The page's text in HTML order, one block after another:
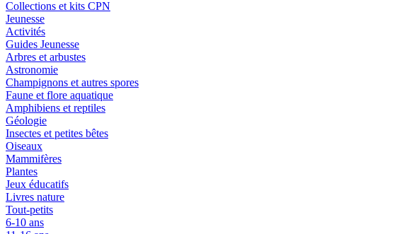
Collections et kits CPN
Jeunesse
Activités
Guides Jeunesse
Arbres et arbustes
Astronomie
Champignons et autres spores
Faune et flore aquatique
Amphibiens et reptiles
Géologie
Insectes et petites bêtes
Oiseaux
Mammifères
Plantes
Jeux éducatifs
Livres nature
Tout-petits
6-10 ans